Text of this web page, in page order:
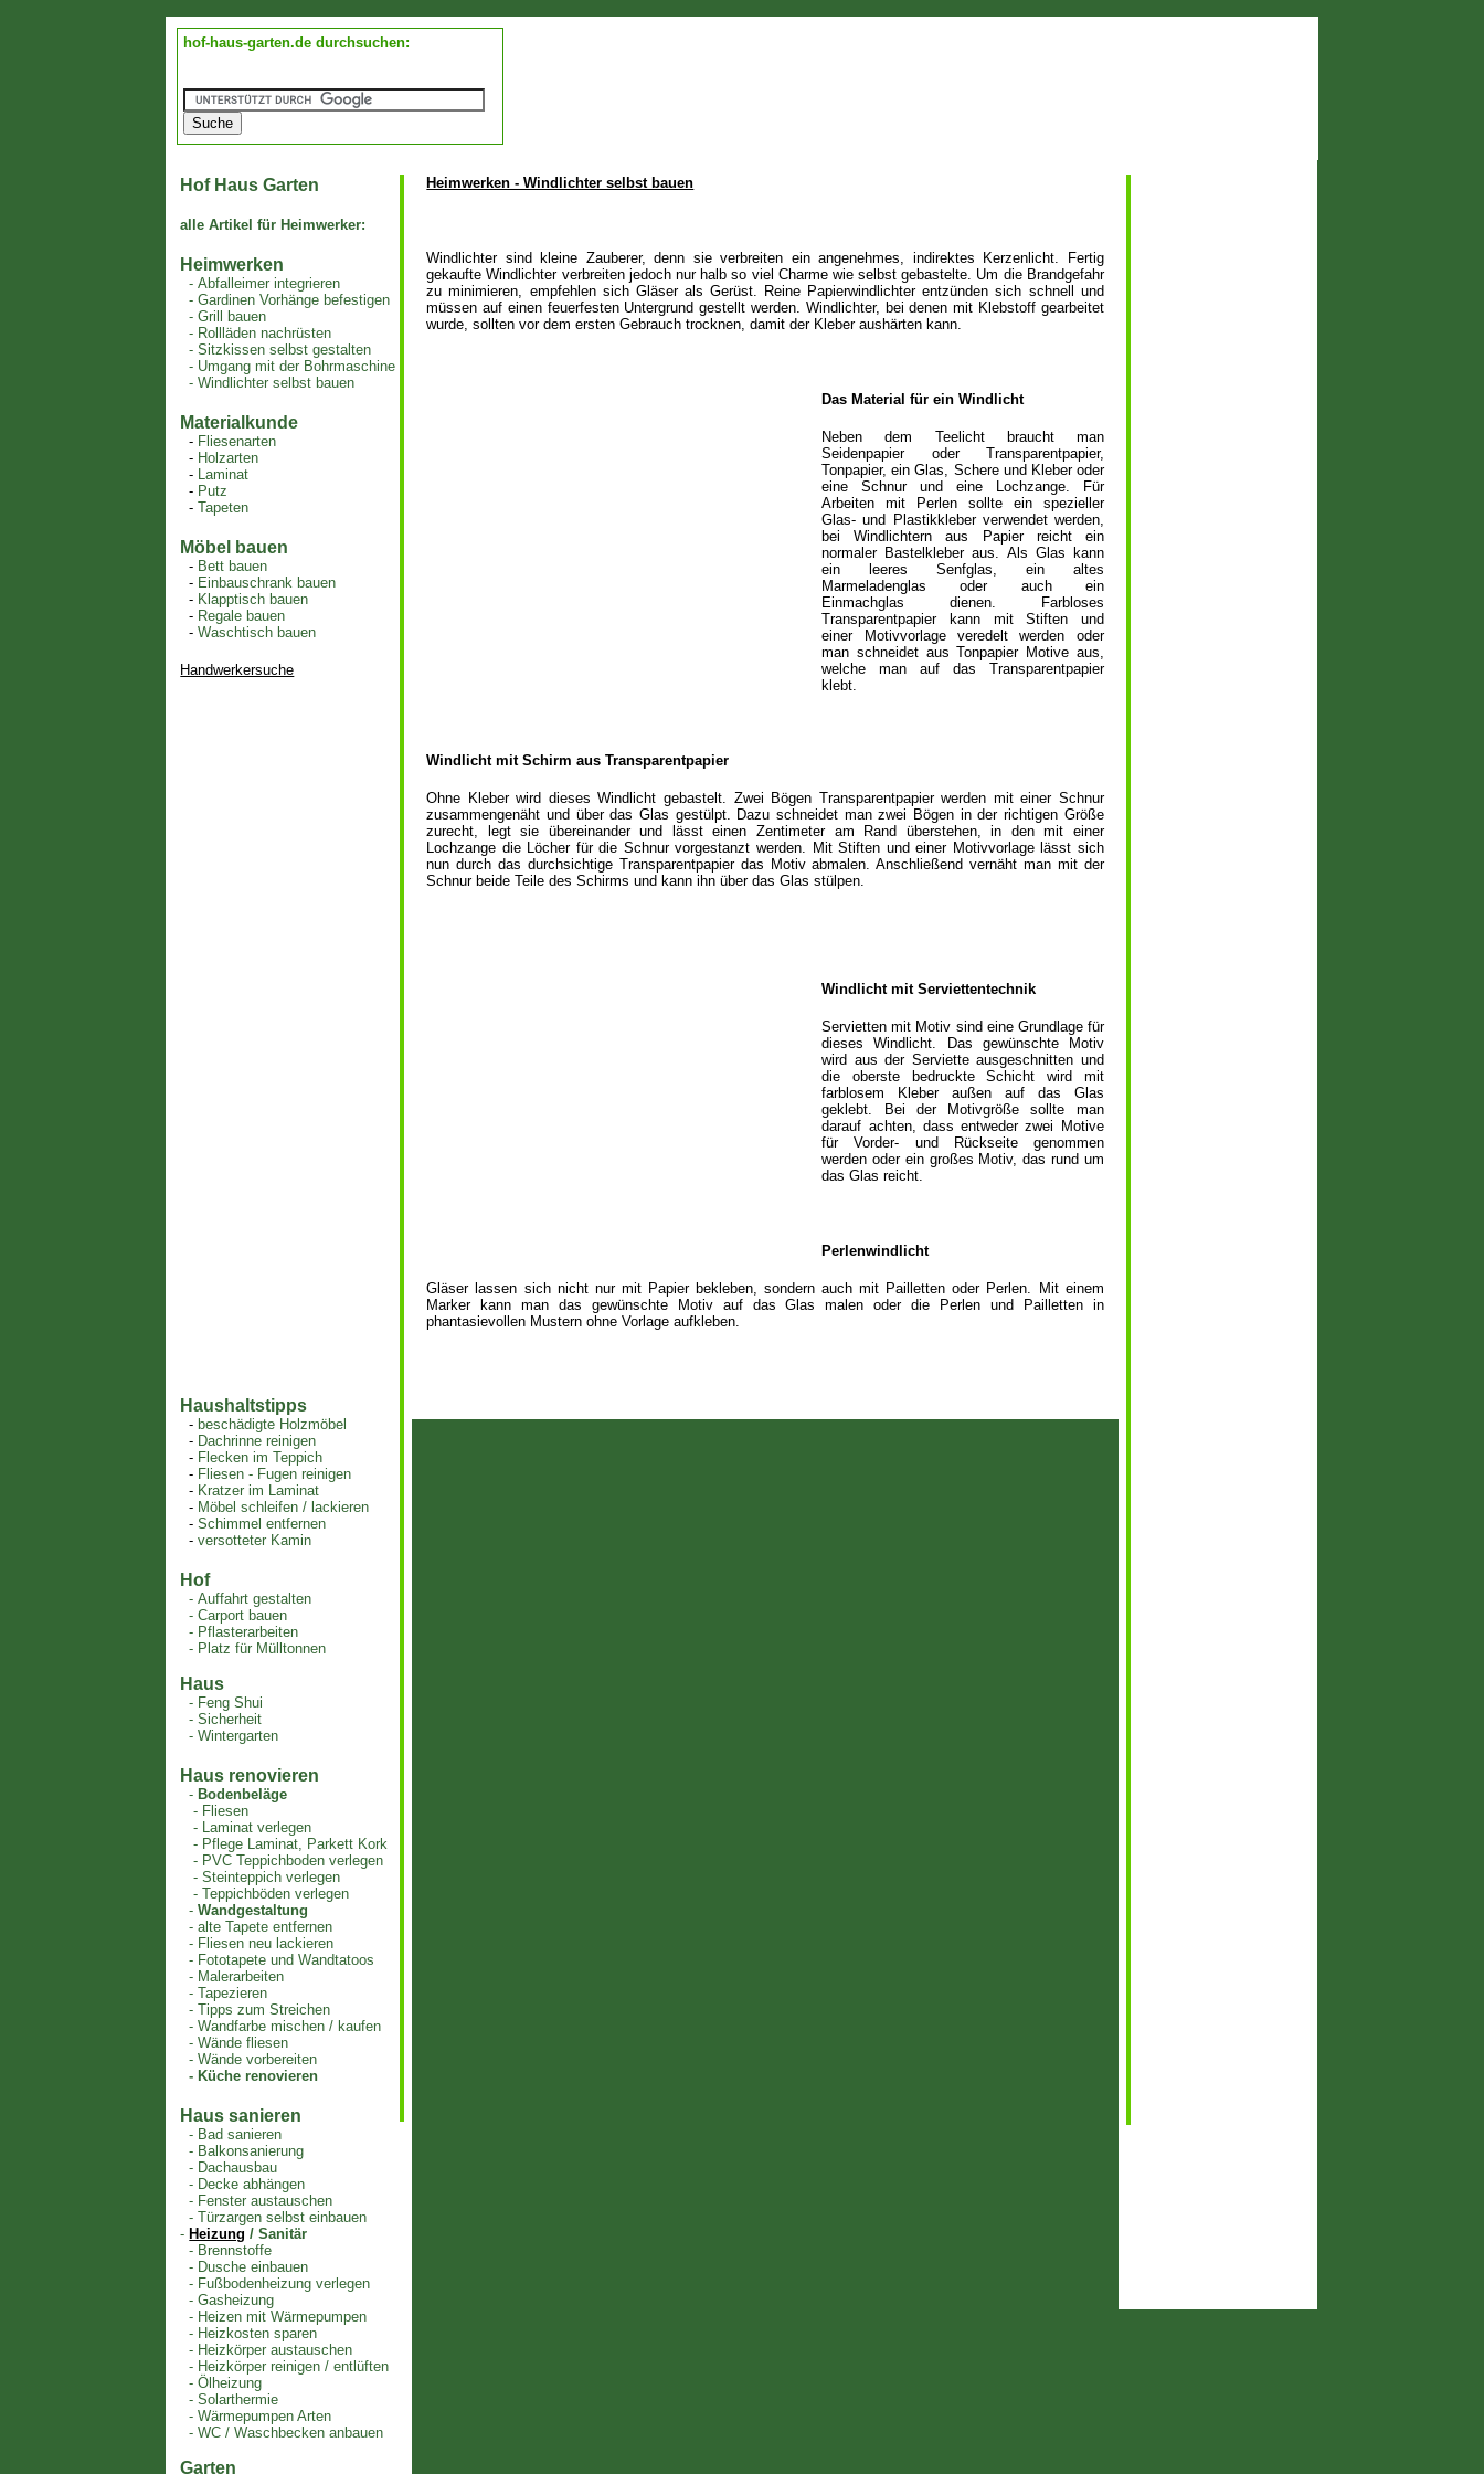
hof-haus-garten.de durchsuchen:
Hof Haus Garten
alle Artikel für Heimwerker:
Heimwerken
-Abfalleimer integrieren
-Gardinen Vorhänge befestigen
-Grill bauen
- Rollläden nachrüsten
-Sitzkissen selbst gestalten
- Umgang mit der Bohrmaschine
-Windlichter selbst bauen
Materialkunde
- Fliesenarten
- Holzarten
- Laminat
- Putz
-Tapeten
Möbel bauen
- Bett bauen
- Einbauschrank bauen
- Klapptisch bauen
- Regale bauen
-Waschtisch bauen
Handwerkersuche
Haushaltstipps
- beschädigte Holzmöbel
- Dachrinne reinigen
- Flecken im Teppich
- Fliesen - Fugen reinigen
- Kratzer im Laminat
- Möbel schleifen / lackieren
-Schimmel entfernen
-versotteter Kamin
Hof
-Auffahrt gestalten
-Carport bauen
- Pflasterarbeiten
- Platz für Mülltonnen
Haus
- Feng Shui
-Sicherheit
-Wintergarten
Haus renovieren
- Bodenbeläge
- Fliesen
- Laminat verlegen
- Pflege Laminat, Parkett Kork
- PVC Teppichboden verlegen
-Steinteppich verlegen
-Teppichböden verlegen
-Wandgestaltung
-alte Tapete entfernen
- Fliesen neu lackieren
- Fototapete und Wandtatoos
- Malerarbeiten
-Tapezieren
-Tipps zum Streichen
-Wandfarbe mischen / kaufen
-Wände fliesen
-Wände vorbereiten
- Küche renovieren
Haus sanieren
- Bad sanieren
- Balkonsanierung
- Dachausbau
- Decke abhängen
- Fenster austauschen
-Türzargen selbst einbauen
- Heizung / Sanitär
- Brennstoffe
- Dusche einbauen
- Fußbodenheizung verlegen
-Gasheizung
- Heizen mit Wärmepumpen
- Heizkosten sparen
- Heizkörper austauschen
- Heizkörper reinigen / entlüften
-Ölheizung
-Solarthermie
-Wärmepumpen Arten
-WC / Waschbecken anbauen
Garten
Heimwerken - Windlichter selbst bauen
Windlichter sind kleine Zauberer, denn sie verbreiten ein angenehmes, indirektes Kerzenlicht. Fertig
gekaufte Windlichter verbreiten jedoch nur halb so viel Charme wie selbst gebastelte. Um die Brandgefahr
zu minimieren, empfehlen sich Gläser als Gerüst. Reine Papierwindlichter entzünden sich schnell und
müssen auf einen feuerfesten Untergrund gestellt werden. Windlichter, bei denen mit Klebstoff gearbeitet
wurde, sollten vor dem ersten Gebrauch trocknen, damit der Kleber aushärten kann.
Das Material für ein Windlicht
Neben dem Teelicht braucht man
Seidenpapier oder Transparentpapier,
Tonpapier, ein Glas, Schere und Kleber oder
eine Schnur und eine Lochzange. Für
Arbeiten mit Perlen sollte ein spezieller
Glas- und Plastikkleber verwendet werden,
bei Windlichtern aus Papier reicht ein
normaler Bastelkleber aus. Als Glas kann
ein leeres Senfglas, ein altes
Marmeladenglas oder auch ein
Einmachglas dienen. Farbloses
Transparentpapier kann mit Stiften und
einer Motivvorlage veredelt werden oder
man schneidet aus Tonpapier Motive aus,
welche man auf das Transparentpapier
klebt.
Windlicht mit Schirm aus Transparentpapier
Ohne Kleber wird dieses Windlicht gebastelt. Zwei Bögen Transparentpapier werden mit einer Schnur
zusammengenäht und über das Glas gestülpt. Dazu schneidet man zwei Bögen in der richtigen Größe
zurecht, legt sie übereinander und lässt einen Zentimeter am Rand überstehen, in den mit einer
Lochzange die Löcher für die Schnur vorgestanzt werden. Mit Stiften und einer Motivvorlage lässt sich
nun durch das durchsichtige Transparentpapier das Motiv abmalen. Anschließend vernäht man mit der
Schnur beide Teile des Schirms und kann ihn über das Glas stülpen.
Windlicht mit Serviettentechnik
Servietten mit Motiv sind eine Grundlage für
dieses Windlicht. Das gewünschte Motiv
wird aus der Serviette ausgeschnitten und
die oberste bedruckte Schicht wird mit
farblosem Kleber außen auf das Glas
geklebt. Bei der Motivgröße sollte man
darauf achten, dass entweder zwei Motive
für Vorder- und Rückseite genommen
werden oder ein großes Motiv, das rund um
das Glas reicht.
Perlenwindlicht
Gläser lassen sich nicht nur mit Papier bekleben, sondern auch mit Pailletten oder Perlen. Mit einem
Marker kann man das gewünschte Motiv auf das Glas malen oder die Perlen und Pailletten in
phantasievollen Mustern ohne Vorlage aufkleben.